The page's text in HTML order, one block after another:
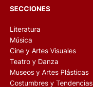
SECCIONES
Literatura
Música
Cine y Artes Visuales
Teatro y Danza
Museos y Artes Plásticas
Costumbres y Tendencias